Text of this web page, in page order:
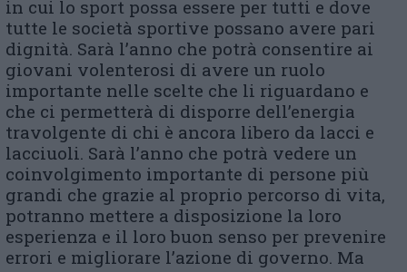
in cui lo sport possa essere per tutti e dove
tutte le società sportive possano avere pari
dignità. Sarà l’anno che potrà consentire ai
giovani volenterosi di avere un ruolo
importante nelle scelte che li riguardano e
che ci permetterà di disporre dell’energia
travolgente di chi è ancora libero da lacci e
lacciuoli. Sarà l’anno che potrà vedere un
coinvolgimento importante di persone più
grandi che grazie al proprio percorso di vita,
potranno mettere a disposizione la loro
esperienza e il loro buon senso per prevenire
errori e migliorare l’azione di governo. Ma